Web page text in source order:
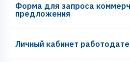
Форма для запроса
предложения
Личный кабинет